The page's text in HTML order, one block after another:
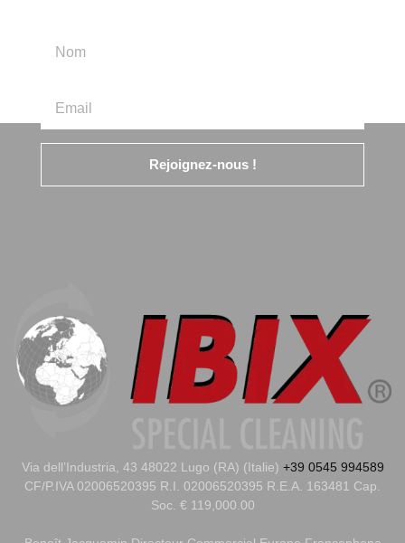
Rejoignez-nous !
Via dell’Industria, 43 48022 Lugo (RA) (Italie) +39 0545 994589
CF/P.IVA 02006520395 R.I. 02006520395 R.E.A. 163481 Cap.
Soc. € 119,000.00